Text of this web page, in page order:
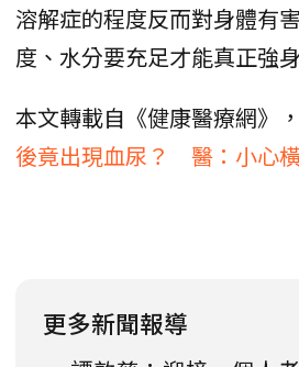
溶解症的程度反而對身體有
度、水分要充足才能真正強
本文轉載自《健康醫療網》
後竟出現血尿？ 醫：小心
更多新聞報導